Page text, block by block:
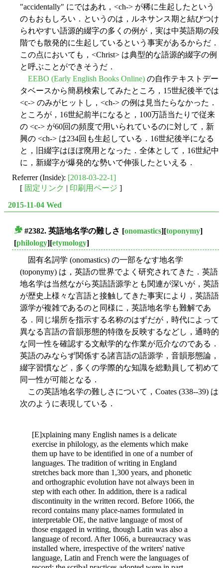
"accidentally" にではあれ，<ch-> が稀に生起したという
のもおもしろい．というのは，ルネサンス期と結びつけ
られやすい語源的綴字の多くの例が，実は中英語期の段
階でも散発的に生起しているという事実があるからだ．
この点においても，<Christ> は典型的な語源的綴字の例
と呼ぶことができそうだ．
EEBO (Early English Books Online) の自作テキストデー
タベースから簡易検索してみたところ，15世紀後半では
<c-> のみがヒットし，<ch-> の例は見当たらなかった．
ところが，16世紀前半になると，100万語当たりで従来
の <c-> が60回の頻度で用いられているのに対して，新
興の <ch-> は234回も生起している．16世紀後半になる
と，旧綴字はほぼ廃用となった．全体として，16世紀中
に，新綴字が爆発的な勢いで伸張したといえる．
Referrer (Inside): [2018-03-22-1]
[ 固定リンク | 印刷用ページ ]
2015-11-04 Wed
#2382. 英語地名学の難しさ [onomastics][toponymy]
[philology][etymology]
固有名詞学 (onomastics) の一部をなす地名学
(toponymy) は，英語の世界でよく研究されてきた．英語
地名学は当然ながら英語語源学とも関連が深いが，英語
が歴史上様々な言語と接触してきた事実により，英語語
源学が複雑であるのと同様に，英語地名学も難解であ
る．同じ場所を指示する名称のはずだが，時代によって
異なる言語の音韻形態的特徴を反映するなどし，通時的
な同一性を確認する文献学的な作業が厄介なのである．
英語のみならず関係する諸言語の語源学，音韻形態論，
綴字習慣など，多くの学際的な知識を総動員して初めて
同一性が可能となる．
この英語地名学の難しさについて，Coates (338--39) は
次のように表現している．
[E]xplaining many English names is a delicate
exercise in philology, as the elements which make
them up have to be identified in one of a number of
languages. The tradition of writing in England
stretches back more than 1,300 years, and phonetic
and orthographic evolution have not always been in
step with each other. In addition, there is a radical
discontinuity in the written record. Before 1066, the
record contains many place-names formulated in
interpretable OE, the native language of most of
those engaged in writing, though Latin was also a
language of record. After 1066, a bureaucracy was
installed where, irrespective of the writers' native
language, Latin and French were the languages of